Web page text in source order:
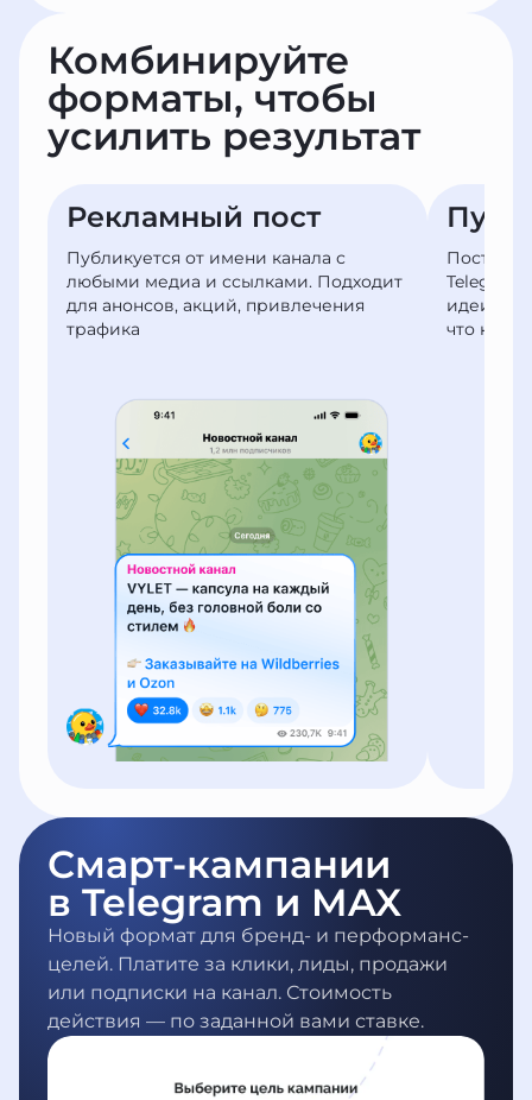
Комбинируйте
форматы, чтобы
усилить результат
Рекламный пост
Публикуется от имени канала с
любыми медиа и ссылками. Подходит
для анонсов, акций, привлечения
трафика
Пост в
идеи,
что
Смарт-кампании
в Telegram и MAX
Новый формат для бренд- и перформанс-
целей. Платите за клики, лиды, продажи
или подписки на канал. Стоимость
действия — по заданной вами ставке.